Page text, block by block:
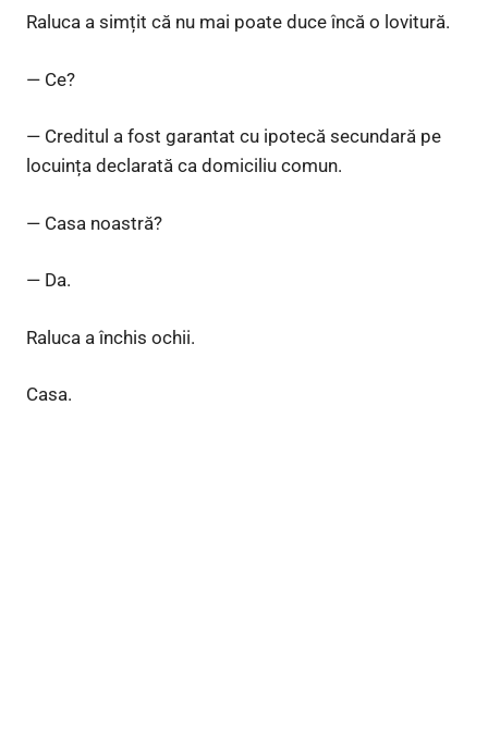
Raluca a simțit că nu mai poate duce încă o lovitură.
— Ce?
— Creditul a fost garantat cu ipotecă secundară pe
locuința declarată ca domiciliu comun.
— Casa noastră?
— Da.
Raluca a închis ochii.
Casa.